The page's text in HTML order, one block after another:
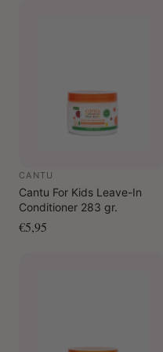
CANTU
Cantu For Kids Leave-In
Conditioner 283 gr.
€5,95